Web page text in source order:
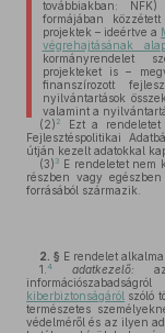
továbbiakban:
formájában
projektek – ideértve a
végrehajtásának
kormányrendelet
projekteket is –
finanszírozott
nyilvántartások
valamint a
(2) 2 Ezt a
Fejlesztéspolitikai
útján kezelt adatokkal
(3) 3 E rendeletet nem
részben vagy
forrásából származik.
2. § E rendelet
1. 4 adatkezelő: az
kiberbiztonságáról szóló
természetes
védelméről és az ilyen